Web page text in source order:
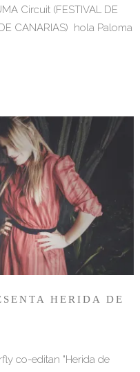
Circuit (FESTIVAL DE
CANARIAS) hola Paloma
HERIDA DE
co-editan "Herida de